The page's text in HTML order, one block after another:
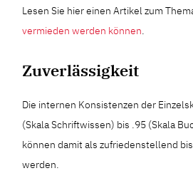
Lesen Sie hier einen Artikel zum
vermieden werden können.
Zuverlässigkeit
Die internen Konsistenzen der
(Skala Schriftwissen) bis .95 (Skala
können damit als zufriedenstellend
werden.